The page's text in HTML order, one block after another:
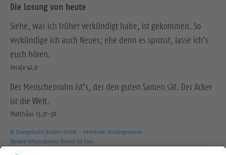
Die Losung von heute
Siehe, was ich früher verkündigt habe, ist gekommen. So
verkündige ich auch Neues; ehe denn es sprosst, lasse ich’s
euch hören.
Jesaja 42,9
Der Menschensohn ist’s, der den guten Samen sät. Der Acker
ist die Welt.
Matthäus 13,37-38
© Evangelische Brüder-Unität – Herrnhuter Brüdergemeine
Weitere Informationen finden Sie hier